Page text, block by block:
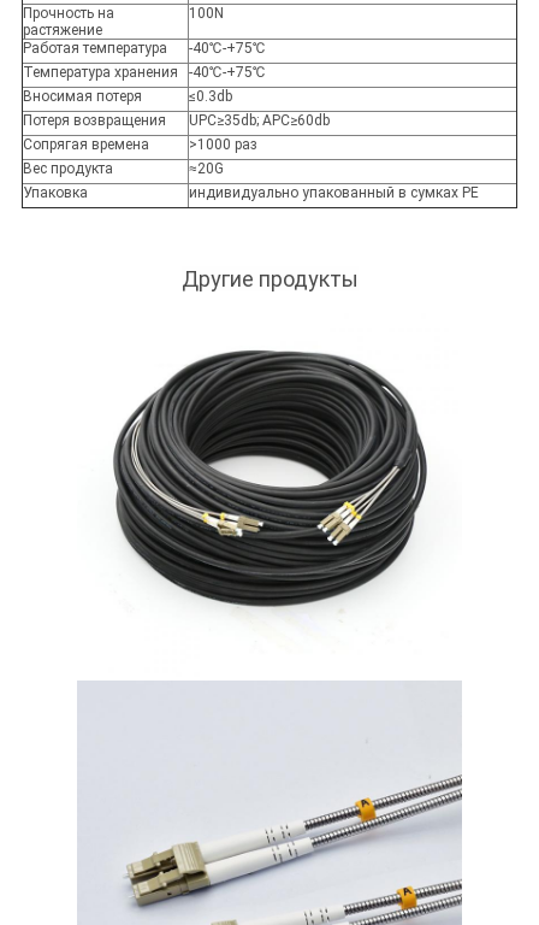
Прочность на
растяжение
100N
Работая температура -40℃-+75℃
Температура хранения
-40℃-+75℃
Вносимая потеря
≤0.3db
Потеря возвращения
UPC≥35db; APC≥60db
Сопрягая времена
>1000 раз
Вес продукта
≈20G
Упаковка
индивидуально упакованный в сумках PE
Другие продукты